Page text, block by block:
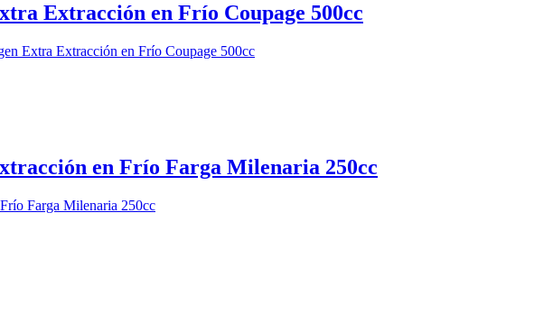
Extracción en Frío Coupage 500cc
en Frío Farga Milenaria 250cc